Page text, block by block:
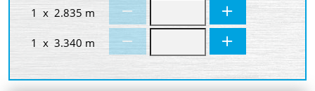
1 x 2.835 m
1 x 3.340 m